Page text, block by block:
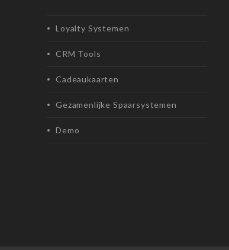
Loyalty Systemen
CRM Tools
Cadeaukaarten
Gezamenlijke Spaarsystemen
Demo